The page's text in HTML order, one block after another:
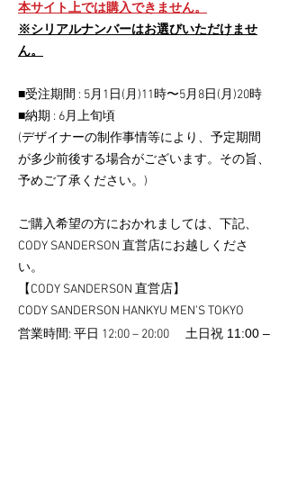
本サイト上では購入できません。
※シリアルナンバーはお選びいただけませ
ん。
■受注期間 : 5月1日(月)11時〜5月8日(月)20時
■納期 : 6月上旬頃
(デザイナーの制作事情等により、予定期間
が多少前後する場合がございます。その旨、
予めご了承ください。)
ご購入希望の方におかれましては、下記、
CODY SANDERSON 直営店にお越しくださ
い。
【CODY SANDERSON 直営店】
CODY SANDERSON HANKYU MEN’S TOKYO
営業時間: 平日 12:00 – 20:00
土日祝 11:00 –